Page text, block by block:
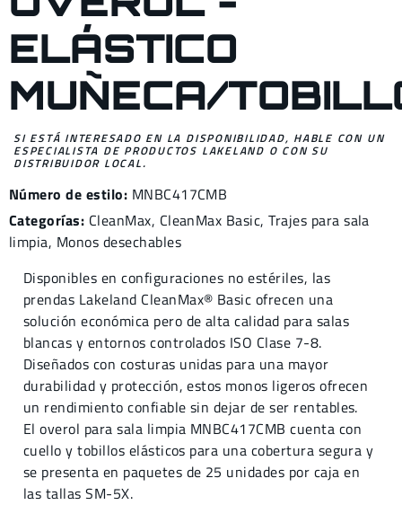
ELÁSTICO
MUÑECA/
SI ESTÁ INTERESADO EN LA DISPONIBILIDAD, HABLE CON UN
ESPECIALISTA DE PRODUCTOS LAKELAND O CON SU
DISTRIBUIDOR LOCAL.
Número de estilo: MNBC417CMB
Categorías: CleanMax, CleanMax Basic,Trajes para sala
limpia, Monos desechables
Disponibles en configuraciones no estériles, las
prendas Lakeland CleanMax® Basic ofrecen una
solución económica pero de alta calidad para salas
blancas y entornos controlados ISO Clase 7-8.
Diseñados con costuras unidas para una mayor
durabilidad y protección, estos monos ligeros ofrecen
un rendimiento confiable sin dejar de ser rentables.
El overol para sala limpia MNBC417CMB cuenta con
cuello y tobillos elásticos para una cobertura segura y
se presenta en paquetes de 25 unidades por caja en
las tallas SM-5X.